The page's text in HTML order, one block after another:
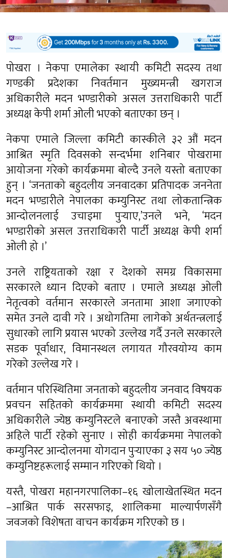
पोखरा । नेकपा एमालेका स्थायी कमिटी सदस्य तथा
गण्डकी प्रदेशका निवर्तमान मुख्यमन्त्री खगराज
अधिकारीले मदन भण्डारीको असल उत्तराधिकारी पार्टी
अध्यक्ष केपी शर्मा ओली भएको बताएका छन् ।
नेकपा एमाले जिल्ला कमिटी कास्कीले ३२ औं मदन
आश्रित स्मृति दिवसको सन्दर्भमा शनिबार पोखरामा
आयोजना गरेको कार्यक्रममा बोल्दै उनले यस्तो बताएका
हुन् । ‘जनताको बहुदलीय जनवादका प्रतिपादक जननेता
मदन भण्डारीले नेपालका कम्युनिस्ट तथा लोकतान्त्रिक
आन्दोलनलाई उचाइमा पुर्‍याए,’उनले भने, ‘मदन
भण्डारीको असल उत्तराधिकारी पार्टी अध्यक्ष केपी शर्मा
ओली हो ।’
उनले राष्ट्रियताको रक्षा र देशको समग्र विकासमा
सरकारले ध्यान दिएको बताए । एमाले अध्यक्ष ओली
नेतृत्वको वर्तमान सरकारले जनतामा आशा जगाएको
समेत उनले दावी गरे । अधोगतिमा लागेको अर्थतन्त्रलाई
सुधारको लागि प्रयास भएको उल्लेख गर्दै उनले सरकारले
सडक पूर्वाधार, विमानस्थल लगायत गौरवयोग्य काम
गरेको उल्लेख गरे ।
वर्तमान परिस्थितिमा जनताको बहुदलीय जनवाद विषयक
प्रवचन सहितको कार्यक्रममा स्थायी कमिटी सदस्य
अधिकारीले ज्येष्ठ कम्युनिस्टले बनाएको जस्तै अवस्थामा
अहिले पार्टी रहेको सुनाए । सोही कार्यक्रममा नेपालको
कम्युनिस्ट आन्दोलनमा योगदान पुर्‍याएका ३ सय ५० ज्येष्ठ
कम्युनिष्टहरूलाई सम्मान गरिएको थियो ।
यस्तै, पोखरा महानगरपालिका–१६ खोलाखेतस्थित मदन
–आश्रित पार्क सरसफाइ, शालिकमा माल्यार्पणसँगै
जवजको विशेषता वाचन कार्यक्रम गरिएको छ ।